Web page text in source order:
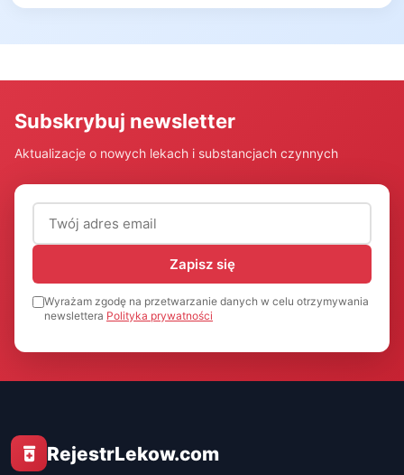
Subskrybuj newsletter
Aktualizacje o nowych lekach i substancjach czynnych
Adres email (wymagany)
Zapisz się
Wyrażam zgodę na przetwarzanie danych w celu otrzymywania
newslettera Polityka prywatności
RejestrLekow.com